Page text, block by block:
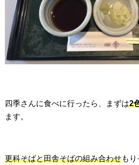
四季さんに食べに行ったら、まずは2
ます。
更科そばと田舎そばの組み合わせもり